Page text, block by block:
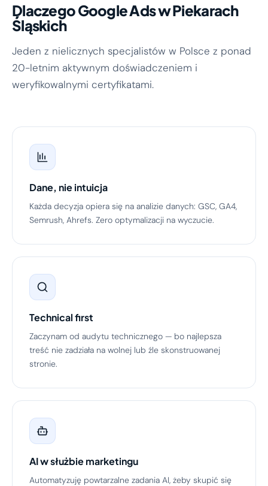
Dlaczego Google Ads w Piekarach
Śląskich
Jeden z nielicznych specjalistów w Polsce z ponad
20-letnim aktywnym doświadczeniem i
weryfikowalnymi certyfikatami.
Dane, nie intuicja
Każda decyzja opiera się na analizie danych: GSC, GA4,
Semrush, Ahrefs. Zero optymalizacji na wyczucie.
Technical first
Zaczynam od audytu technicznego — bo najlepsza
treść nie zadziała na wolnej lub źle skonstruowanej
stronie.
AI w służbie marketingu
Automatyzuję powtarzalne zadania AI, żeby skupić się